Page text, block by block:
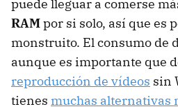
puede lleguar a comerse
RAMpor si solo, así que es
monstruito. El consumo de
aunque es importante que
reproducción de vídeos sin
tienes muchas alternativas